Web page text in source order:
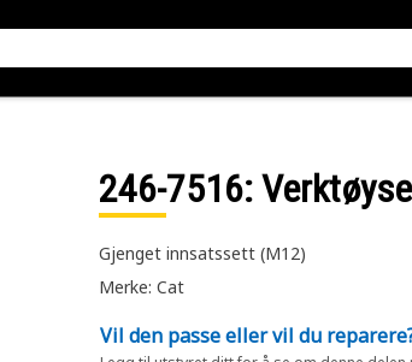
246-7516:
Gjenget innsatssett (M12)
Merke: Cat
Vil den passe eller vil du